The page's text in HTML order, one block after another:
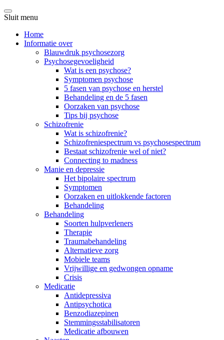
Sluit menu
Home
Informatie over
Blauwdruk psychosezorg
Psychosegevoeligheid
Wat is een psychose?
Symptomen psychose
5 fasen van psychose en herstel
Behandeling en de 5 fasen
Oorzaken van psychose
Tips bij psychose
Schizofrenie
Wat is schizofrenie?
Schizofreniespectrum vs psychosespectrum
Bestaat schizofrenie wel of niet?
Connecting to madness
Manie en depressie
Het bipolaire spectrum
Symptomen
Oorzaken en uitlokkende factoren
Behandeling
Behandeling
Soorten hulpverleners
Therapie
Traumabehandeling
Alternatieve zorg
Mobiele teams
Vrijwillige en gedwongen opname
Crisis
Medicatie
Antidepressiva
Antipsychotica
Benzodiazepinen
Stemmingsstabilisatoren
Medicatie afbouwen